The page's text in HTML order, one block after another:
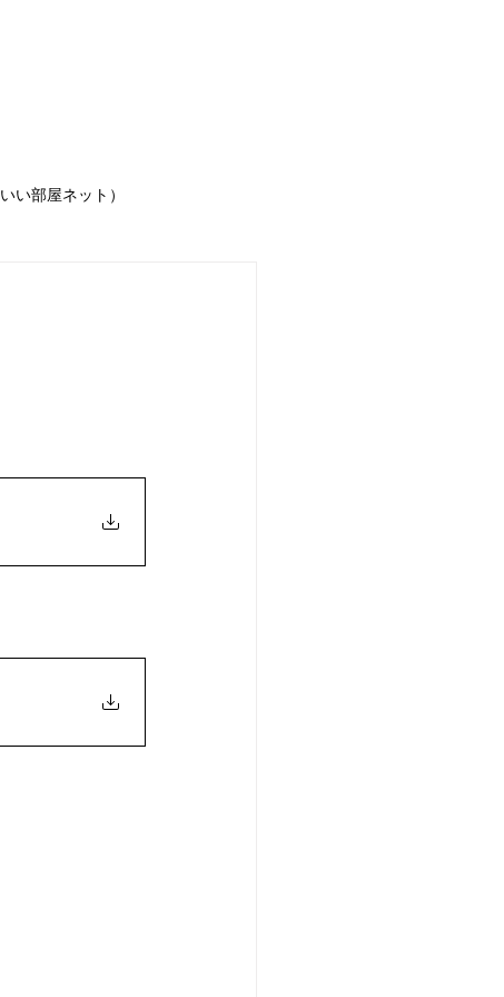
い部屋ネット）